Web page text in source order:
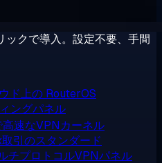
クで導入。設定不要、手間
ド上の RouterOS
ングパネル
高速なVPNカーネル
引のスタンダード
チプロトコルVPNパネル